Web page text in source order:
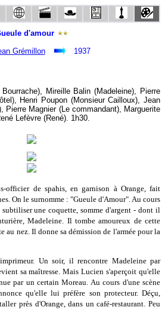
d'amour
Grémillon
1937
Mireille Balin (Madeleine), Pierre
Henri Poupon (Monsieur Cailloux), Jean
Pierre Magnier (Le commandant), Marguerite
Lefèvre (René). 1h30.
officier de spahis, en garnison à Orange, fait
On le surnomme : "Gueule d'Amour". Au cours
une coquette, somme d'argent - dont il
Madeleine. Il tombe amoureux de cette
au nez. Il donne sa démission de l'armée pour la
Un soir, il rencontre Madeleine par
sa maîtresse. Mais Lucien s'aperçoit qu'elle
par un certain Moreau. Au cours d'une scène
qu'elle lui préfère son protecteur. Déçu,
près d'Orange, dans un café-restaurant. Peu